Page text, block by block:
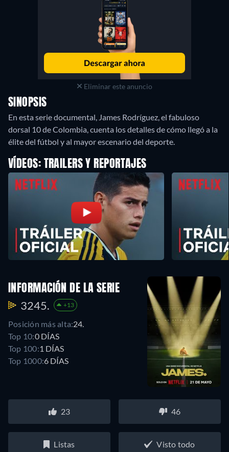
Eliminar este anuncio
SINOPSIS
En esta serie documental, James Rodríguez, el fabuloso
dorsal 10 de Colombia, cuenta los detalles de cómo llegó a la
élite del fútbol y al mayor escenario del deporte.
VÍDEOS: TRAILERS Y REPORTAJES
INFORMACIÓN DE LA SERIE
3245. +13
Posición más alta:24.
Top 10:0 DÍAS
Top 100:1 DÍAS
Top 1000:6 DÍAS
23 46
Listas Visto todo